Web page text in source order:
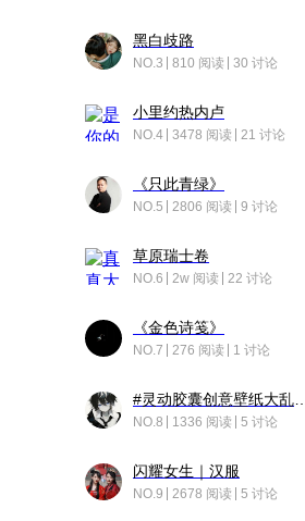
黑白歧路
NO.3 810 阅读 30 讨论
小里约热内卢
NO.4 3478 阅读 21 讨论
《只此青绿》
NO.5 2806 阅读 9 讨论
草原瑞士卷
NO.6 2w 阅读 22 讨论
《金色诗笺》
NO.7 276 阅读 1 讨论
NO.8 1336 阅读 5 讨论
闪耀女生｜汉服
NO.9 2678 阅读 5 讨论